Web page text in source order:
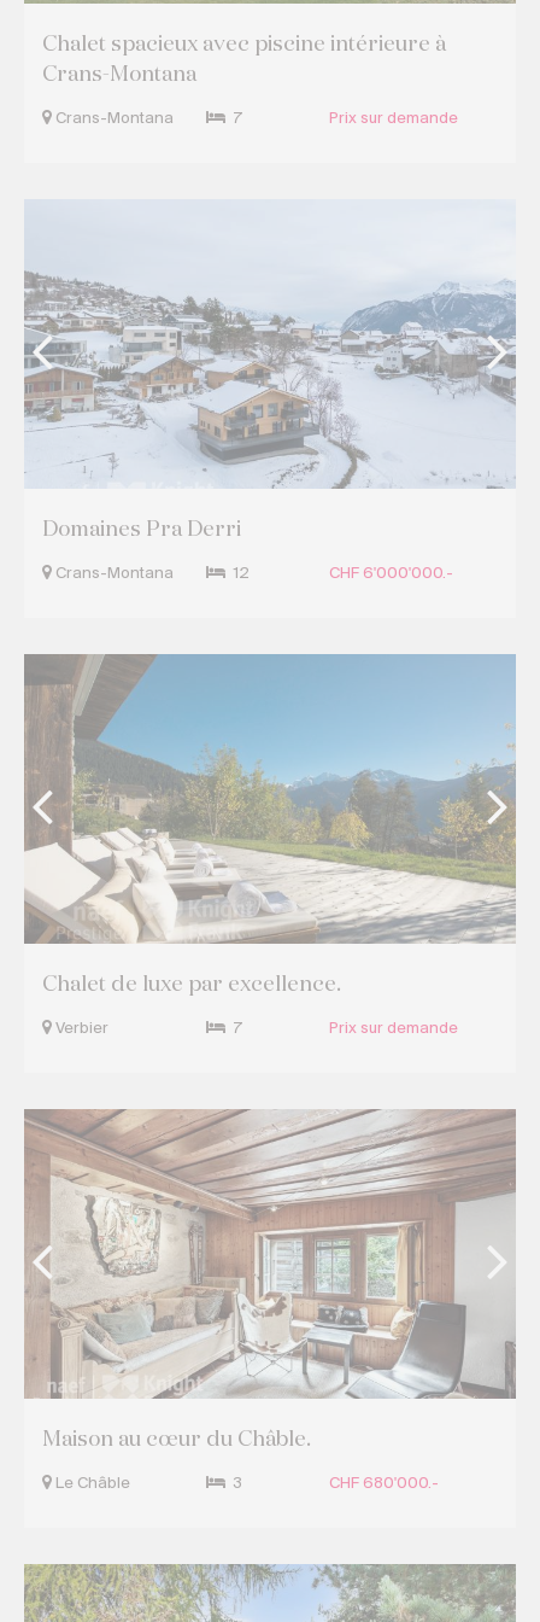
Chalet spacieux avec piscine intérieure à
Crans-Montana
Crans-Montana 7 Prix sur demande
Domaines Pra Derri
Crans-Montana 12 CHF 6'000'000.-
Chalet de luxe par excellence.
Verbier 7 Prix sur demande
Maison au cœur du Châble.
Le Châble 3 CHF 680'000.-